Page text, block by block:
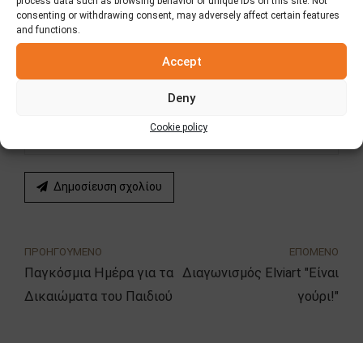
consenting or withdrawing consent, may adversely affect certain features
and functions.
Accept
Deny
Cookie policy
Δημοσίευση σχολίου
ΠΡΟΗΓΟΥΜΕΝΟ
Παγκόσμια Ημέρα για τα
Δικαιώματα του Παιδιού
ΕΠΟΜΕΝΟ
Διαγωνισμός Elviart "Είναι
γούρι!"